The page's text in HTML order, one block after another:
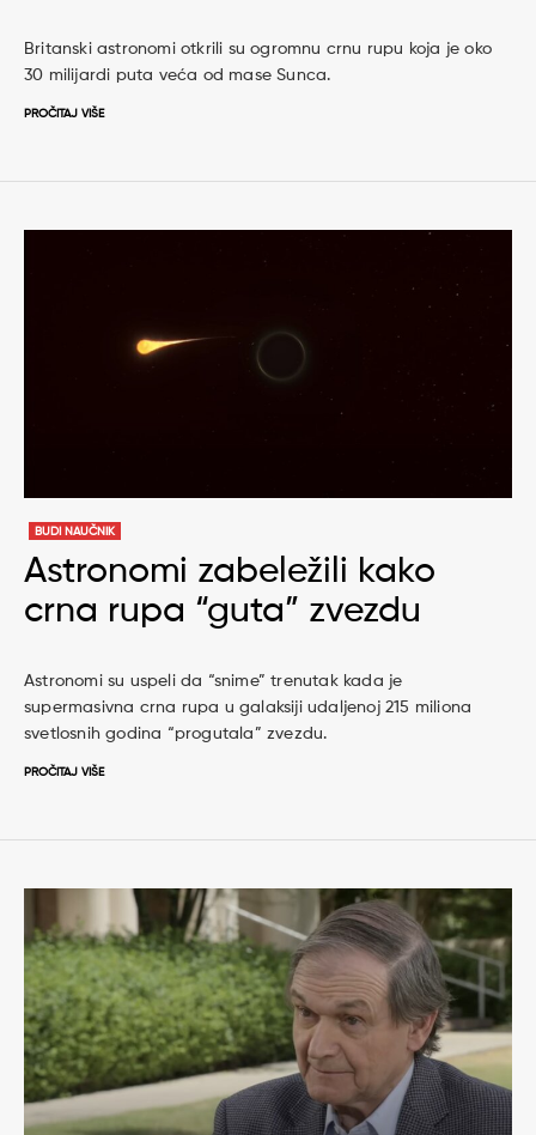
Britanski astronomi otkrili su ogromnu crnu rupu koja je oko
30 milijardi puta veća od mase Sunca.
PROČITAJ VIŠE
BUDI NAUČNIK
Astronomi zabeležili kako
crna rupa “guta” zvezdu
Astronomi su uspeli da “snime” trenutak kada je
supermasivna crna rupa u galaksiji udaljenoj 215 miliona
svetlosnih godina “progutala” zvezdu.
PROČITAJ VIŠE